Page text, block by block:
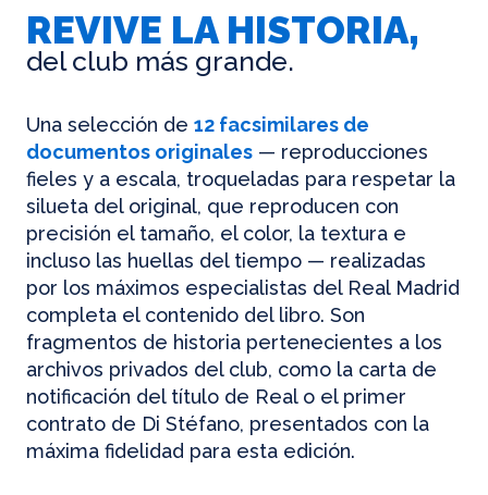
REVIVE LA HISTORIA,
del club más grande.
Una selección de 12 facsimilares de
documentos originales — reproducciones
fieles y a escala, troqueladas para respetar la
silueta del original, que reproducen con
precisión el tamaño, el color, la textura e
incluso las huellas del tiempo — realizadas
por los máximos especialistas del Real Madrid
completa el contenido del libro. Son
fragmentos de historia pertenecientes a los
archivos privados del club, como la carta de
notificación del título de Real o el primer
contrato de Di Stéfano, presentados con la
máxima fidelidad para esta edición.